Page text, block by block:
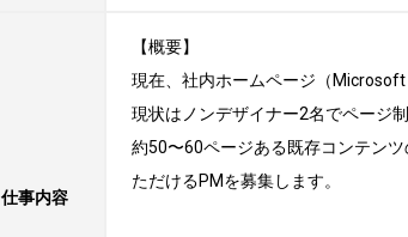
仕事内容
【概要】
現在、社内ホームページ（
現状はノンデザイナー2名でページ
約50〜60ページある既存コンテン
ただけるPMを募集します。